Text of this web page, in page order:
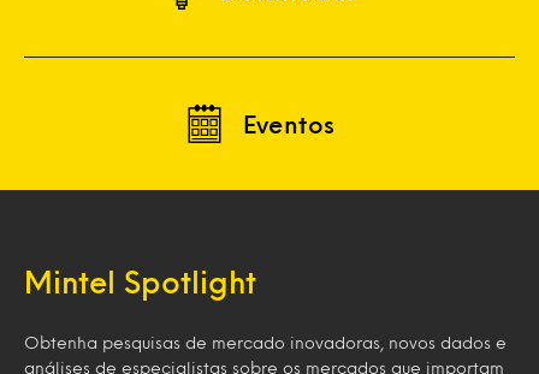
Eventos
Mintel Spotlight
Obtenha pesquisas de mercado inovadoras, novos dados e
análises de especialistas sobre os mercados que importam